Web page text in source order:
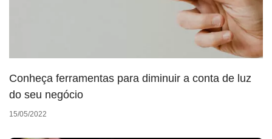
Conheça ferramentas para diminuir a conta de luz
do seu negócio
15/05/2022